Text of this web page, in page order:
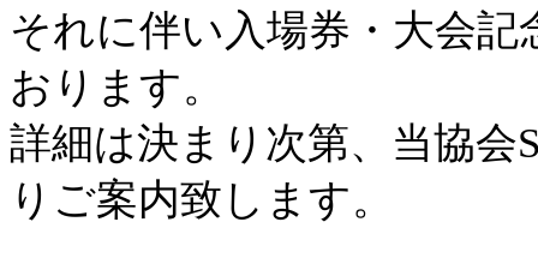
それに伴い入場券・大会
おります。
詳細は決まり次第、当協会
りご案内致します。